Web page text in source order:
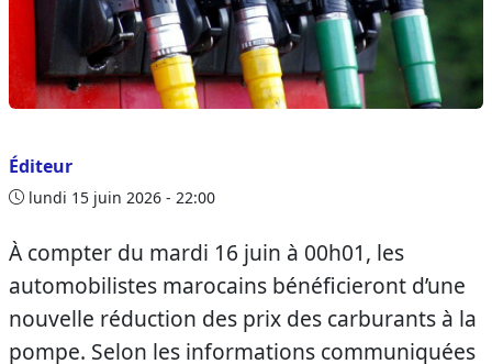
Éditeur
lundi 15 juin 2026 - 22:00
À compter du mardi 16 juin à 00h01, les
automobilistes marocains bénéficieront d’une
nouvelle réduction des prix des carburants à la
pompe. Selon les informations communiquées